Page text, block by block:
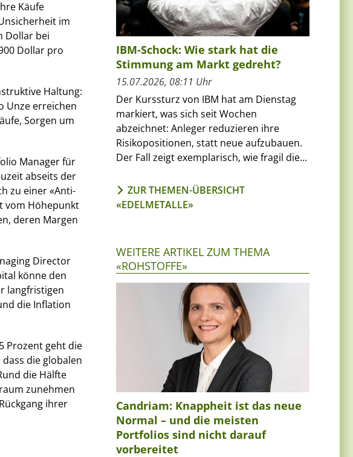
Käufe
im
Dollar bei
Dollar pro
Haltung:
Unze erreichen
Sorgen um
Manager für
abseits der
zu einer «Anti-
vom Höhepunkt
deren Margen
Director
könne den
langfristigen
die Inflation
Prozent geht die
die globalen
die Hälfte
zunehmen
ihrer
IBM-Schock: Wie stark hat die
Stimmung am Markt gedreht?
15.07.2026, 08:11 Uhr
Der Kurssturz von IBM hat am Dienstag
markiert, was sich seit Wochen
abzeichnet: Anleger reduzieren ihre
Risikopositionen, statt neue aufzubauen.
Der Fall zeigt exemplarisch, wie fragil die...
ZUR THEMEN-ÜBERSICHT
«EDELMETALLE»
WEITERE ARTIKEL ZUM THEMA
«ROHSTOFFE»
Candriam: Knappheit ist das neue
Normal – und die meisten
Portfolios sind nicht darauf
vorbereitet